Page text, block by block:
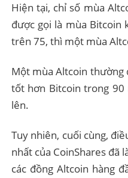
Hiện tại, chỉ số mùa
được gọi là mùa Bitcoin
trên 75, thì một mùa
Một mùa Altcoin thường
tốt hơn Bitcoin trong 90
lên.
Tuy nhiên, cuối cùng,
nhất của CoinShares đã
các đồng Altcoin hàng